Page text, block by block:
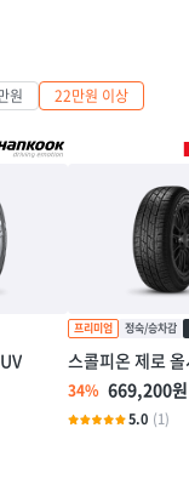
원 22만원 이상
스콜피온 제로
34% 669,200원
5.0 (1)